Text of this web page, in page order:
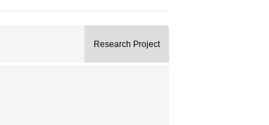
Research Project